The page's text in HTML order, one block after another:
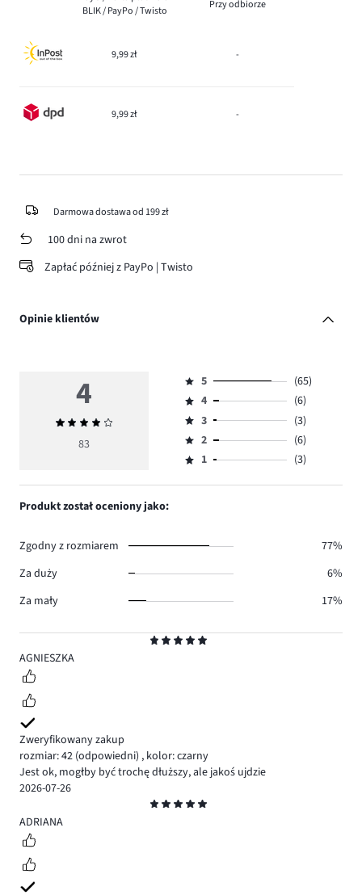
BLIK / PayPo / Twisto
Przy odbiorze
9,99 zł -
9,99 zł -
Darmowa dostawa od 199 zł
100 dni na zwrot
Zapłać później z PayPo | Twisto
Opinie klientów
5
AGNIESZKA
Zweryfikowany zakup
rozmiar: 42 (odpowiedni) , kolor: czarny
Jest ok, mogłby być trochę dłuższy, ale jakoś ujdzie
2026-07-26
5
ADRIANA
4
Średnia
ocena
83
Ocena
5,
ilość
głosów
65.
5
(65)
Ocena
4,
ilość
głosów
4
(6)
Ocena
3,
ilość
3
(3)
Ocena
2,
2
(6)
Ocena
1,
1 (3)
Produkt został oceniony jako:
Zgodny z rozmiarem
77%
Za duży
6%
Za mały
17%